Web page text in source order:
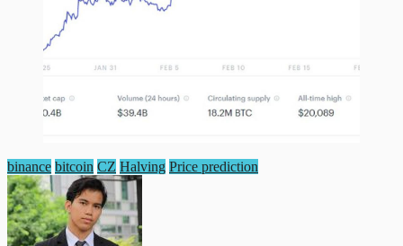
binance bitcoin CZ Halving Price prediction